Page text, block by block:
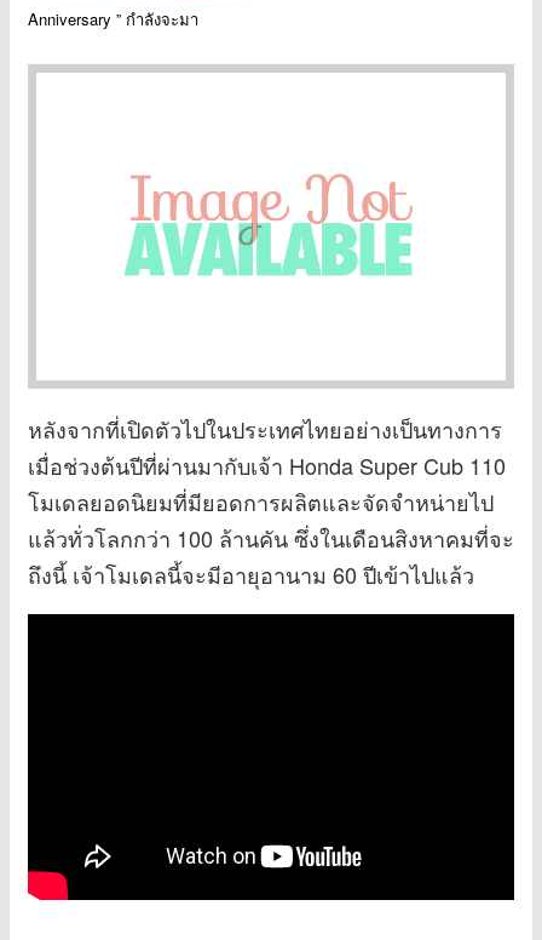
Anniversary ” กำลังจะมา
หลังจากที่เปิดตัวไปในประเทศไทยอย่างเป็นทางการ
เมื่อช่วงต้นปีที่ผ่านมากับเจ้า Honda Super Cub 110
โมเดลยอดนิยมที่มียอดการผลิตและจัดจำหน่ายไป
แล้วทั่วโลกกว่า 100 ล้านคัน ซึ่งในเดือนสิงหาคมที่จะ
ถึงนี้ เจ้าโมเดลนี้จะมีอายุอานาม 60 ปีเข้าไปแล้ว